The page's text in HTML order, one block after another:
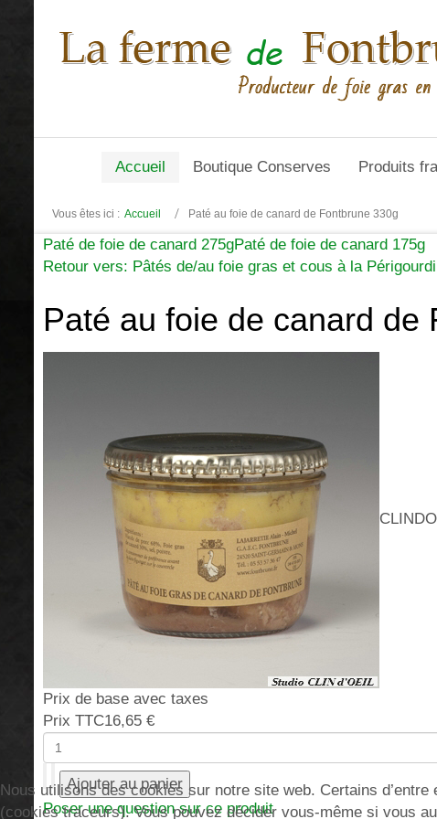
Accueil Boutique Conserves Produits
Vous êtes ici : Accueil Paté au foie de canard de Fontbrune 330g
Paté de foie de canard 275gPaté de foie de canard 175g
Retour vers: Pâtés de/au foie gras et cous à la
Paté au foie de canard de
Prix de base avec taxes
Prix TTC16,65 €
Poser une question sur ce produit
Nous utilisons des cookies sur notre site web. Certains
(cookies traceurs). Vous pouvez décider vous-même si vous